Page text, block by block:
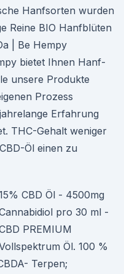
Hanfsorten wurden
Reine BIO Hanfblüten
| Be Hempy
bietet Ihnen Hanf-
unsere Produkte
Prozess
Erfahrung
THC-Gehalt weniger
Öl einen zu
CBD Öl - 4500mg
pro 30 ml -
PREMIUM
Öl. 100 %
Terpen;